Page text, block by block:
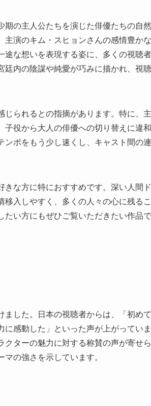
期の主人公たちを演じた俳優たちの自
演のキム・スヒョンさんの感情豊か
途な想いを表現する姿に、多くの視聴
内の陰謀や純愛が巧みに描かれ、視
られるとの指摘があります。特に、
役から大人の俳優への切り替えに違
ポをもう少し速くし、キャスト間の
きな方に特におすすめです。深い人間
入しやすく、多くの人々の心に残る
い方にもぜひご覧いただきたい作品で
ました。日本の視聴者からは、「初め
感動した」といった声が上がっていま
ターの魅力に対する称賛の声が寄せ
の強さを示しています。